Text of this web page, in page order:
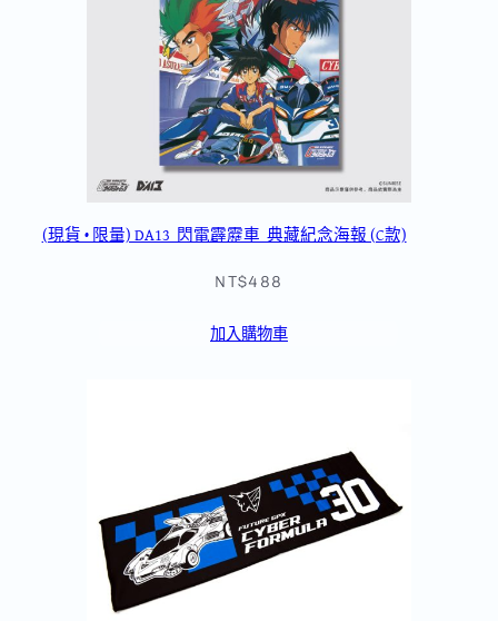
(現貨 • 限量) DA13_閃電霹靂車_典藏紀念海報 (C款)
NT$488
加入購物車